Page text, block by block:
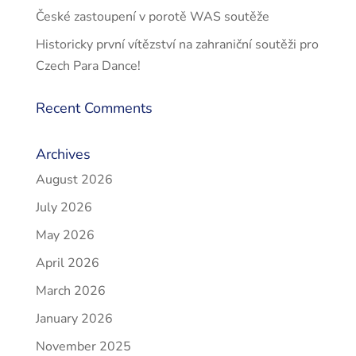
České zastoupení v porotě WAS soutěže
Historicky první vítězství na zahraniční soutěži pro
Czech Para Dance!
Recent Comments
Archives
August 2026
July 2026
May 2026
April 2026
March 2026
January 2026
November 2025